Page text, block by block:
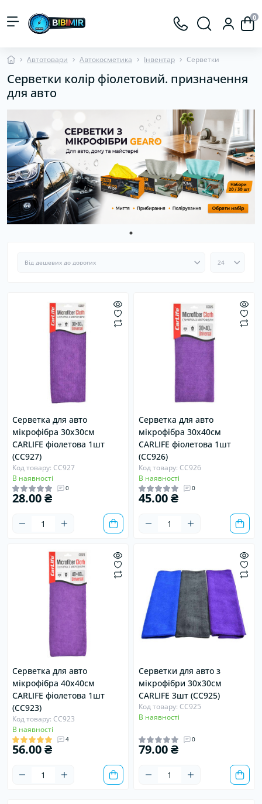
0
Автотовари Автокосметика Інвентар Серветки
Серветки колір фіолетовий. призначення
для авто
Серветка для авто
мікрофібра 30х30см
CARLIFE фіолетова 1шт
(CC927)
Код товару: CC927
В наявності
0
28.00 ₴
Серветка для авто
мікрофібра 30х40см
CARLIFE фіолетова 1шт
(CC926)
Код товару: CC926
В наявності
0
45.00 ₴
Серветка для авто
мікрофібра 40х40см
CARLIFE фіолетова 1шт
(CC923)
Код товару: CC923
В наявності
4
56.00 ₴
Серветки для авто з
мікрофібри 30х30см
CARLIFE 3шт (CC925)
Код товару: CC925
В наявності
0
79.00 ₴